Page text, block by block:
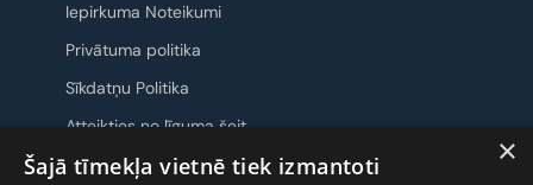
Iepirkuma Noteikumi
Privātuma politika
Sīkdatņu Politika
Atteikties no līguma šeit
×
Šajā tīmekļa vietnē tiek izmantoti